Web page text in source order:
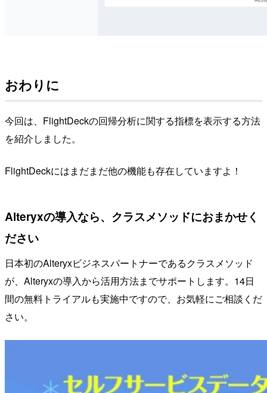
おわりに
今回は、FlightDeckの回帰分析に関する指標を表示する方法
を紹介しました。
FlightDeckにはまだまだ他の機能も存在していますよ！
Alteryxの導入なら、クラスメソッドにおまかせく
ださい
日本初のAlteryxビジネスパートナーであるクラスメソッド
が、Alteryxの導入から活用方法までサポートします。14日
間の無料トライアルも実施中ですので、お気軽にご相談くだ
さい。